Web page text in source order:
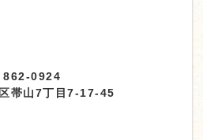
862-0924
帯山7丁目7-17-45